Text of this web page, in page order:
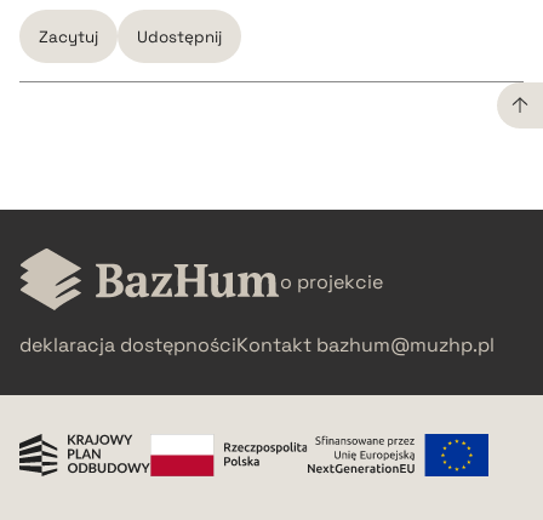
Zacytuj Udostępnij
BIBTEX
o projekcie
deklaracja dostępnościKontakt bazhum@muzhp.pl